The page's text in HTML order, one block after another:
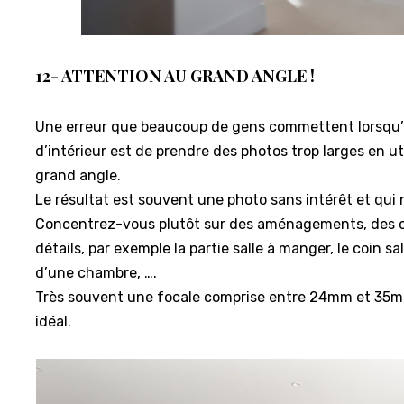
12- ATTENTION AU GRAND ANGLE !
Une erreur que beaucoup de gens commettent
d’intérieur est de prendre des photos trop larges en
grand angle.
Le résultat est souvent une photo sans intérêt et qui
Concentrez-vous plutôt sur des aménagements, des
détails, par exemple la partie salle à manger, le coin
d’une chambre, ….
Très souvent une focale comprise entre 24mm et
idéal.